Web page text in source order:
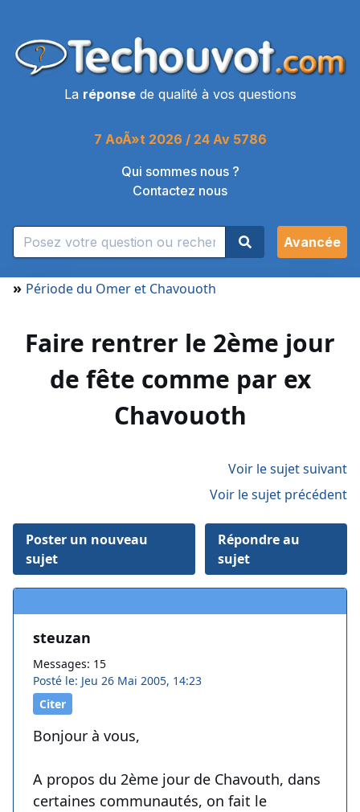
La réponsede qualité à vos questions
7 AoÃ»t 2026 / 24 Av 5786
Qui sommes nous ?
Contactez nous
Avancée
» Période du Omer et Chavouoth
Faire rentrer le 2ème jour
de fête comme par ex
Chavouoth
Voir le sujet suivant
Voir le sujet précédent
Poster un nouveau
sujet
Répondre au
sujet
steuzan
Messages: 15
Posté le: Jeu 26 Mai 2005, 14:23
Citer
Bonjour à vous,
A propos du 2ème jour de Chavouth, dans
certaines communautés, on fait le